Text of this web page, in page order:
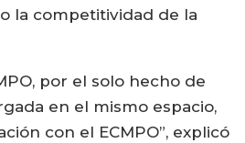
la competitividad de la
por el solo hecho de
en el mismo espacio,
con el ECMPO”, explicó